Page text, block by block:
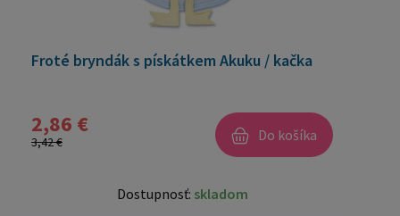
Froté bryndák s pískátkem Akuku / kačka
2,86 €
3,42 € Do košíka
Dostupnosť: skladom